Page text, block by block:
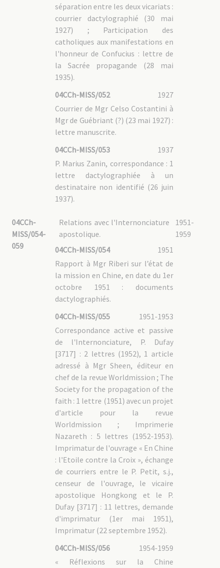
séparation entre les deux vicariats :
courrier dactylographié (30 mai
1927) ; Participation des
catholiques aux manifestations en
l'honneur de Confucius : lettre de
la Sacrée propagande (28 mai
1935).
04CCh-MISS/052
1927
Courrier de Mgr Celso Costantini à
Mgr de Guébriant (?) (23 mai 1927) :
lettre manuscrite.
04CCh-MISS/053
1937
P. Marius Zanin, correspondance : 1
lettre dactylographiée à un
destinataire non identifié (26 juin
1937).
04CCh-
MISS/054-
059
1951-
1959
Relations avec l'Internonciature
apostolique.
04CCh-MISS/054
1951
Rapport à Mgr Riberi sur l’état de
la mission en Chine, en date du 1er
octobre 1951 : documents
dactylographiés.
04CCh-MISS/055
1951-1953
Correspondance active et passive
de l'Internonciature, P. Dufay
[3717] : 2 lettres (1952), 1 article
adressé à Mgr Sheen, éditeur en
chef de la revue Worldmission ; The
Society for the propagation of the
faith : 1 lettre (1951) avec un projet
d'article pour la revue
Worldmission ; Imprimerie
Nazareth : 5 lettres (1952-1953).
Imprimatur de l'ouvrage « En Chine
: l'Etoile contre la Croix », échange
de courriers entre le P. Petit, s.j.,
censeur de l'ouvrage, le vicaire
apostolique Hongkong et le P.
Dufay [3717] : 11 lettres, demande
d'imprimatur (1er mai 1951),
Imprimatur (22 septembre 1952).
04CCh-MISS/056
1954-1959
« Réflexions sur la Chine